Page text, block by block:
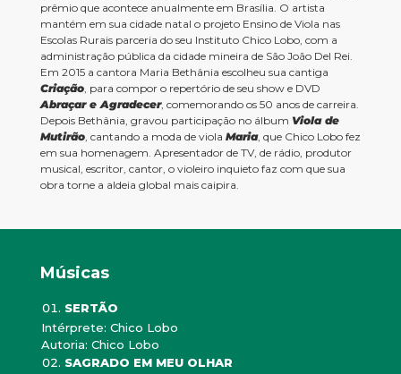
prêmio que acontece anualmente em Brasília. O artista
mantém em sua cidade natal o projeto Ensino de Viola nas
Escolas Rurais parceria do seu Instituto Chico Lobo, com a
administração pública da cidade mineira de São João Del Rei.
Em 2015 a cantora Maria Bethânia escolheu sua cantiga
Criação, para compor o repertório de seu show e DVD
Abraçar e Agradecer, comemorando os 50 anos de carreira.
Depois Bethânia, gravou participação no álbum Viola de
Mutirão, cantando a moda de viola Maria, que Chico Lobo fez
em sua homenagem. Apresentador de TV, de rádio, produtor
musical, escritor, cantor, o violeiro inquieto faz com que sua
obra torne a aldeia global mais caipira.
Músicas
SERTÃO
Intérprete: Chico Lobo
Autoria: Chico Lobo
SAGRADO EM MEU OLHAR